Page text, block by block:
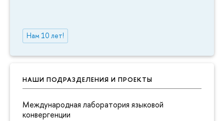
Нам 10 лет!
НАШИ ПОДРАЗДЕЛЕНИЯ И ПРОЕКТЫ
Международная лаборатория языковой
конвергенции